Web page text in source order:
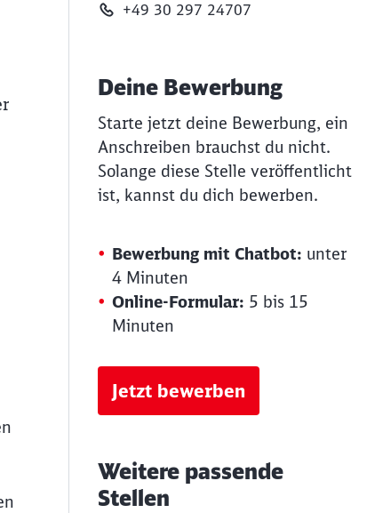
+49 30 297 24707
Deine Bewerbung
Starte jetzt deine Bewerbung, ein
Anschreiben brauchst du nicht.
Solange diese Stelle veröffentlicht
ist, kannst du dich bewerben.
Bewerbung mit Chatbot: unter
4 Minuten
Online-Formular: 5 bis 15
Minuten
Jetzt bewerben
Weitere passende
Stellen